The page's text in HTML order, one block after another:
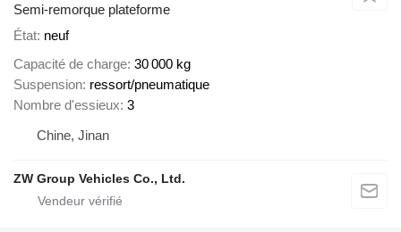
Semi-remorque plateforme
État neuf
Capacité de charge 30 000 kg
Suspension ressort/pneumatique
Nombre d'essieux 3
Chine, Jinan
ZW Group Vehicles Co., Ltd.